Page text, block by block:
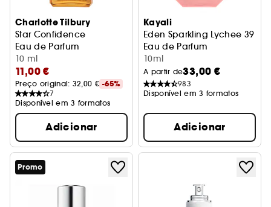
Charlotte Tilbury
Star Confidence
Eau de Parfum
10 ml
11,00 €
Preço original: 32,00 € -65%
7
Disponível em 3 formatos
Adicionar
Kayali
Eden Sparkling Lychee 39
Eau de Parfum
10ml
A partir de33,00 €
983
Disponível em 3 formatos
Adicionar
Promo